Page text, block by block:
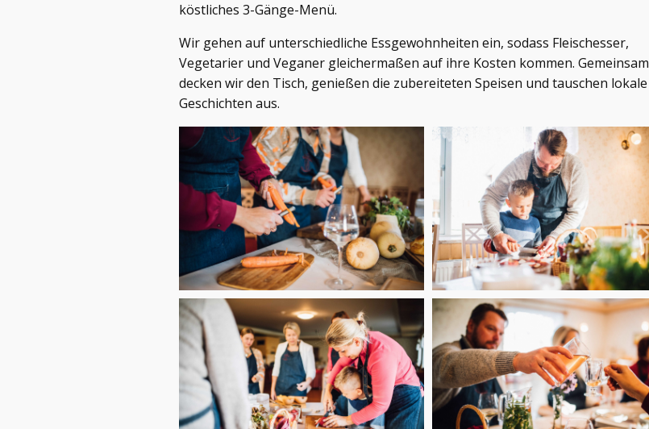
köstliches 3-Gänge-Menü.
Wir gehen auf unterschiedliche Essgewohnheiten ein, sodass Fleischesser,
Vegetarier und Veganer gleichermaßen auf ihre Kosten kommen. Gemeinsam
decken wir den Tisch, genießen die zubereiteten Speisen und tauschen lokale
Geschichten aus.